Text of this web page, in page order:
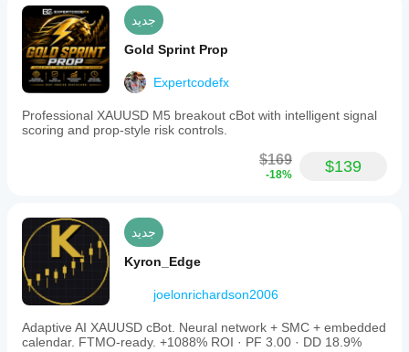
به
$1000
المخاطرة
لكل
صفقة
2%
فترة
المالية
للاختبار
العكسي
1:500
الحد
الأقصى
للتراجع
اليومي
جديد
Gold Sprint Prop
Expertcodefx
Professional XAUUSD M5 breakout cBot with intelligent signal
scoring and prop-style risk controls.
$169
-18% $139
جديد
Kyron_Edge
joelonrichardson2006
Adaptive AI XAUUSD cBot. Neural network + SMC + embedded
calendar. FTMO-ready. +1088% ROI · PF 3.00 · DD 18.9%